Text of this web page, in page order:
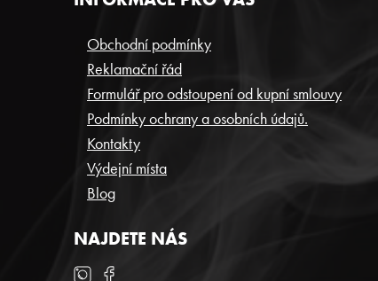
Obchodní podmínky
Reklamační řád
Formulář pro odstoupení od kupní smlouvy
Podmínky ochrany a osobních údajů.
Kontakty
Výdejní místa
Blog
NAJDETE NÁS